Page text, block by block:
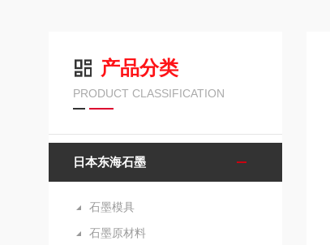
产品分类
PRODUCT CLASSIFICATION
日本东海石墨
石墨模具
石墨原材料